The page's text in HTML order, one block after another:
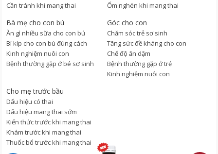
Cần tránh khi mang thai
Ốm nghén khi mang thai
Bà mẹ cho con bú
Ăn gì nhiều sữa cho con bú
Bí kíp cho con bú đúng cách
Kinh nghiệm nuôi con
Bệnh thường gặp ở bé sơ sinh
Góc cho con
Chăm sóc trẻ sơ sinh
Tăng sức đề kháng cho con
Chế độ ăn dặm
Bệnh thường gặp ở trẻ
Kinh nghiệm nuôi con
Cho mẹ trước bầu
Dấu hiệu có thai
Dấu hiệu mang thai sớm
Kiến thức trước khi mang thai
Khám trước khi mang thai
Thuốc bổ trước khi mang thai